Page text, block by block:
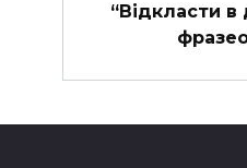
“Відкласти